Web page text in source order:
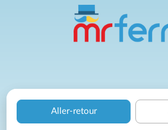
Aller-retour